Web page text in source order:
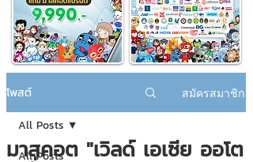
โพสต์ สมัครสมาชิก
All Posts
All Posts
มาสคอต "เวิลด์ เอเซีย ออโต